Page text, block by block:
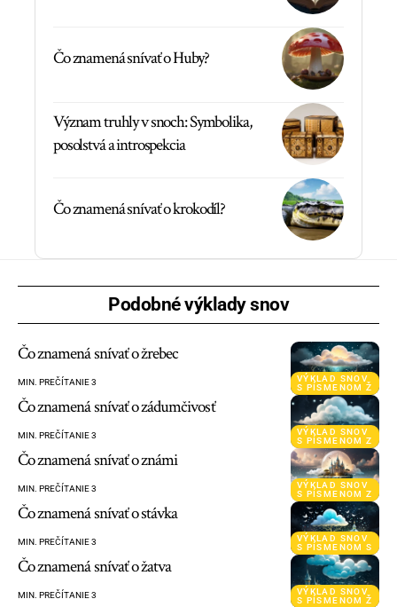
Čo znamená snívať o Huby?
Význam truhly v snoch: Symbolika,
posolstvá a introspekcia
Čo znamená snívať o krokodíl?
Podobné výklady snov
VÝKLAD SNOV
S PÍSMENOM Ž
Čo znamená snívať o žrebec
MIN. PREČÍTANIE 3
VÝKLAD SNOV
S PÍSMENOM Z
Čo znamená snívať o zádumčivosť
MIN. PREČÍTANIE 3
VÝKLAD SNOV
S PÍSMENOM Z
Čo znamená snívať o známi
MIN. PREČÍTANIE 3
VÝKLAD SNOV
S PÍSMENOM S
Čo znamená snívať o stávka
MIN. PREČÍTANIE 3
VÝKLAD SNOV
S PÍSMENOM Ž
Čo znamená snívať o žatva
MIN. PREČÍTANIE 3